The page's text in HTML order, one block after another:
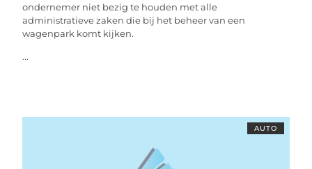
ondernemer niet bezig te houden met alle
administratieve zaken die bij het beheer van een
wagenpark komt kijken.
...
AUTO